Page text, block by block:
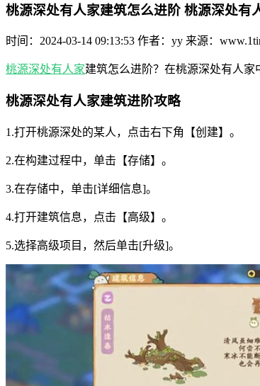
桃源深处有人家建筑怎么进阶 桃源深处有
时间：2024-03-14 09:13:53 作者：yy 来源：
桃源深处有人家建筑怎么进阶？在桃源深处有人
桃源深处有人家建筑进阶攻略
1.打开桃源深处的某人，点击右下角【创建】。
2.在构建过程中，单击【存储】。
3.在存储中，单击[详细信息]。
4.打开建筑信息，点击【高级】。
5.选择高级项目，然后单击[升级]。